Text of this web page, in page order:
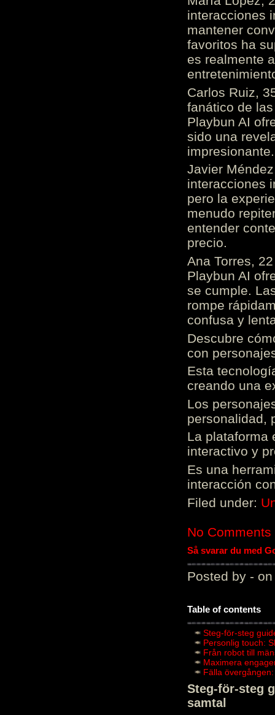
interacciones
mantener
favoritos ha
es realmente
Carlos Ruiz,
fanático de
Playbun AI
sido una
Javier
interacciones
pero la
menudo
entender
precio.
Ana Torres,
Playbun AI
se cumple.
rompe
confusa y
Descubre
con
Esta
creando una
Los
personalidad,
La plataforma
interactivo y
Es una
interacción
Filed under:
No Comments
Så svarar du med
Posted by - on
Table of contents
Steg-för-steg
Personlig touch:
Från robot till
Maximera
Fälla
Steg-för-steg
samtal